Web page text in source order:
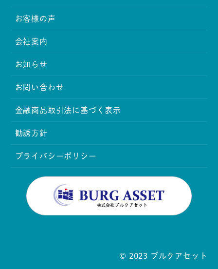
お客様の声
会社案内
お知らせ
お問い合わせ
金融商品取引法に基づく表示
勧誘方針
プライバシーポリシー
© 2023 ブルクアセット